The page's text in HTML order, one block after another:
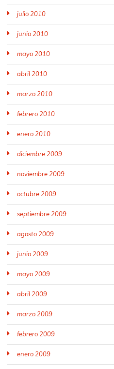
julio 2010
junio 2010
mayo 2010
abril 2010
marzo 2010
febrero 2010
enero 2010
diciembre 2009
noviembre 2009
octubre 2009
septiembre 2009
agosto 2009
junio 2009
mayo 2009
abril 2009
marzo 2009
febrero 2009
enero 2009